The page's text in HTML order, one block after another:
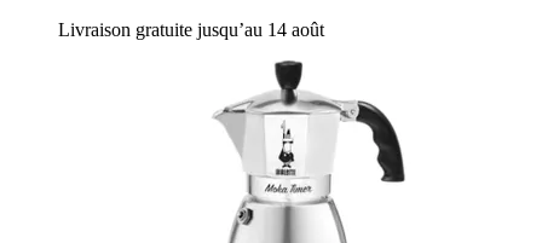
Livraison gratuite jusqu’au 14 août